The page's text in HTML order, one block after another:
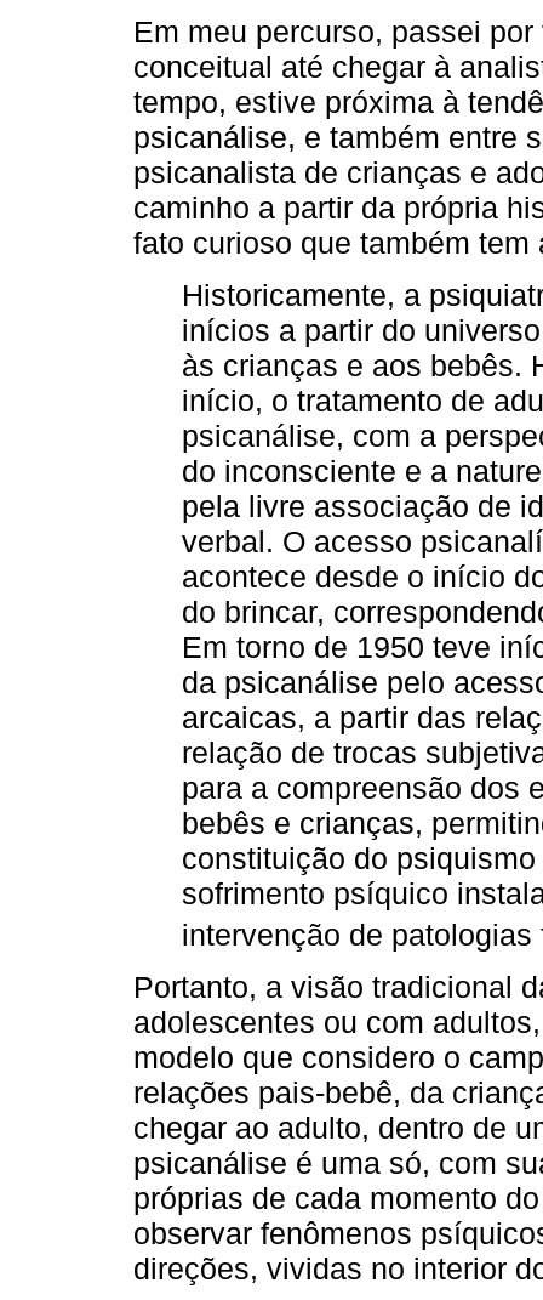
Em meu percurso, passei
conceitual até chegar à
tempo, estive próxima à
psicanálise, e também entre
psicanalista de crianças e
caminho a partir da própria
fato curioso que também
Historicamente, a
inícios a partir do
às crianças e aos bebês.
início, o tratamento de
psicanálise, com a
do inconsciente e a
pela livre associação de
verbal. O acesso
acontece desde o início
do brincar,
Em torno de 1950 teve
da psicanálise pelo
arcaicas, a partir das
relação de trocas
para a compreensão dos
bebês e crianças,
constituição do
sofrimento psíquico
intervenção de patologias
Portanto, a visão tradicional
adolescentes ou com
modelo que considero o
relações pais-bebê, da
chegar ao adulto, dentro de
psicanálise é uma só, com
próprias de cada momento
observar fenômenos
direções, vividas no interior